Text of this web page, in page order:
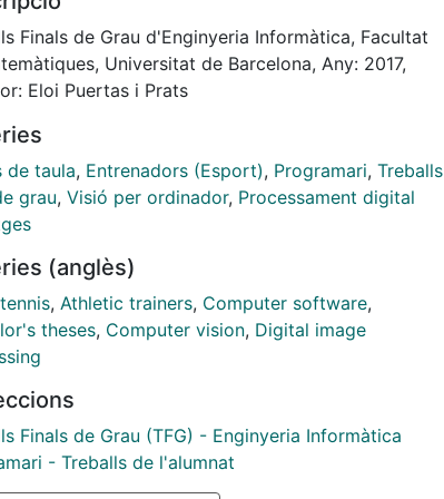
This system outputs all gathered data of the
which are the trajectory the ball followed and the
where it bounced. The constructed system finds
trajectory satisfactorily, however not its
camera with low frame rate and resolution.
Finals de Grau d'Enginyeria Informàtica, Facultat
Universitat de Barcelona, Any: 2017,
Eloi Puertas i Prats
de taula, Entrenadors (Esport), Programari, Treballs
grau, Visió per ordinador, Processament digital
(anglès)
, Athletic trainers, Computer software,
theses, Computer vision, Digital image
Finals de Grau (TFG) - Enginyeria Informàtica
- Treballs de l'alumnat